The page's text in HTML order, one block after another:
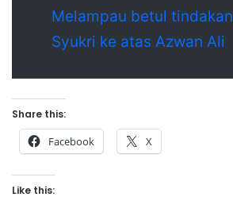
Melampau betul
Syukri ke atas Azwan Ali
Share this:
Facebook X
Like this: